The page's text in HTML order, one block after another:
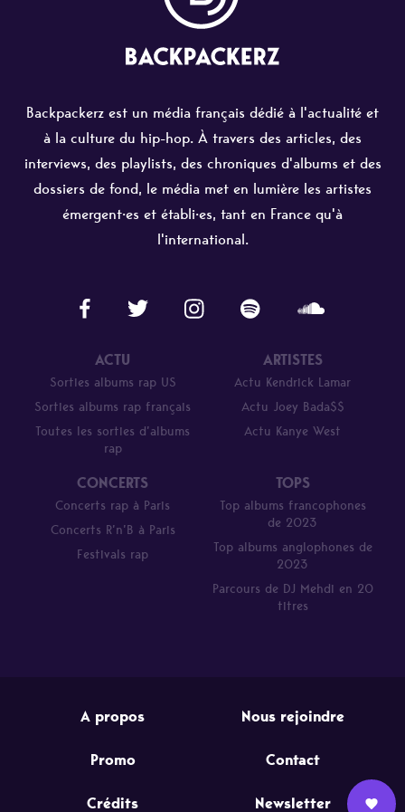
Backpackerz est un média français dédié à l'actualité et
à la culture du hip-hop. À travers des articles, des
interviews, des playlists, des chroniques d'albums et des
dossiers de fond, le média met en lumière les artistes
émergent·es et établi·es, tant en France qu'à
l'international.
ACTU
Sorties albums rap US
Sorties albums rap français
Toutes les sorties d’albums
rap
ARTISTES
Actu Kendrick Lamar
Actu Joey Bada$$
Actu Kanye West
CONCERTS
Concerts rap à Paris
Concerts R’n’B à Paris
Festivals rap
TOPS
Top albums francophones
de 2023
Top albums anglophones de
2023
Parcours de DJ Mehdi en 20
titres
A propos Nous rejoindre
Promo Contact
Crédits Newsletter